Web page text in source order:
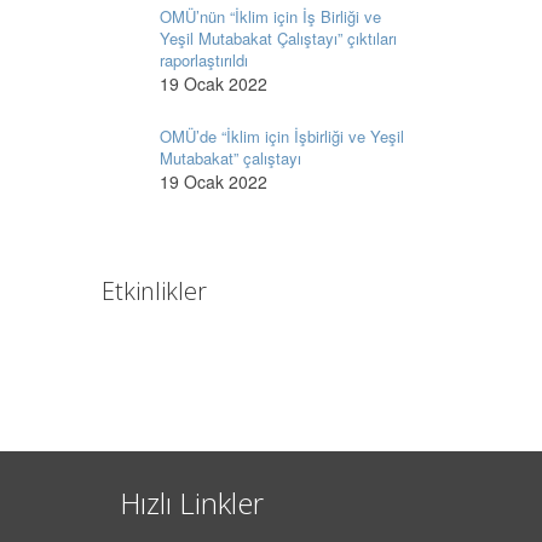
OMÜ’nün “İklim için İş Birliği ve
Yeşil Mutabakat Çalıştayı” çıktıları
raporlaştırıldı
19 Ocak 2022
OMÜ’de “İklim için İşbirliği ve Yeşil
Mutabakat” çalıştayı
19 Ocak 2022
Etkinlikler
Hızlı Linkler